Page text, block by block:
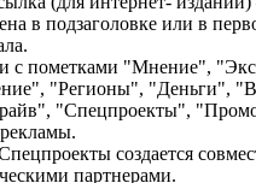
в подзаголовке или в
с пометками "Мнение",
"Регионы", "Деньги",
"Спецпроекты",
создается
партнерами.